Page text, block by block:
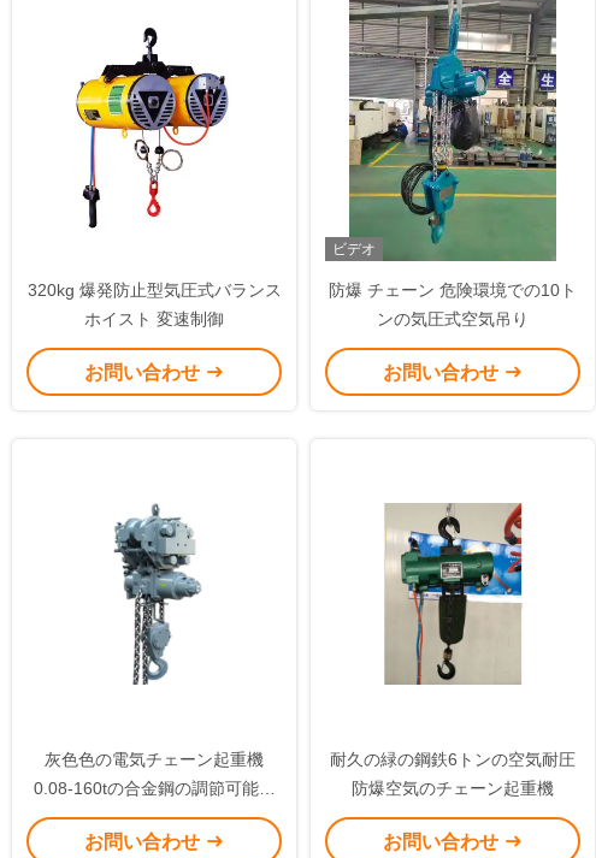
320kg 爆発防止型気圧式バランス
ホイスト 変速制御
お問い合わせ
ビデオ
防爆 チェーン 危険環境での10ト
ンの気圧式空気吊り
お問い合わせ
灰色色の電気チェーン起重機
0.08-160tの合金鋼の調節可能な
速度
お問い合わせ
耐久の緑の鋼鉄6トンの空気耐圧
防爆空気のチェーン起重機
お問い合わせ